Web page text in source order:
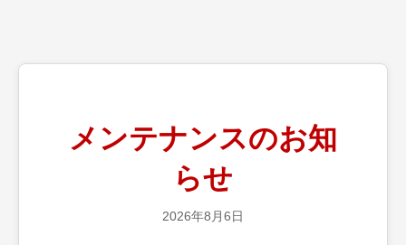
メンテナンスのお知
らせ
2026年8月6日